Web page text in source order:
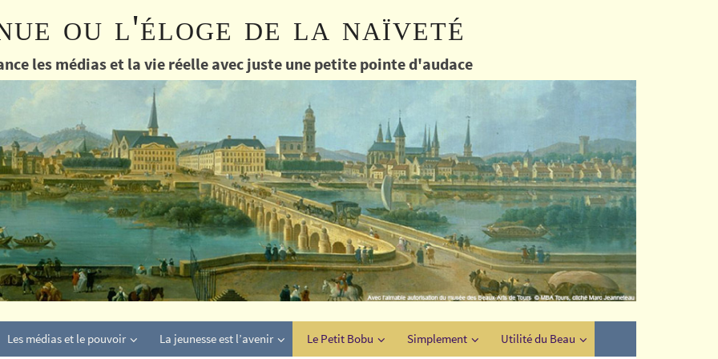
ou l'éloge de la naïveté
les médias et la vie réelle avec juste une petite pointe d'audace
Les médias et le pouvoir La jeunesse est l’avenir Le Petit Bobu Simplement Utilité du Beau